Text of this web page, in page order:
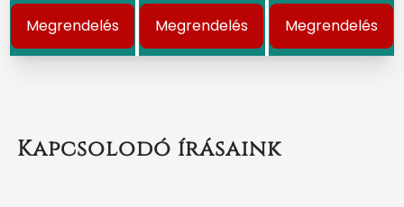
Megrendelés Megrendelés Megrendelés
Kapcsolodó írásaink